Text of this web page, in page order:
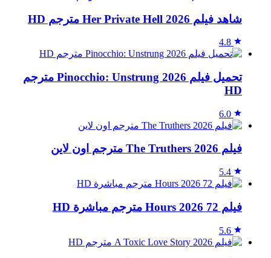
شاهد فيلم Her Private Hell 2026 مترجم HD
4.8
تحميل فيلم Pinocchio: Unstrung 2026 مترجم
HD
6.0
فيلم The Truthers 2026 مترجم اون لاين
5.4
فيلم 72 Hours 2026 مترجم مباشرة HD
5.6